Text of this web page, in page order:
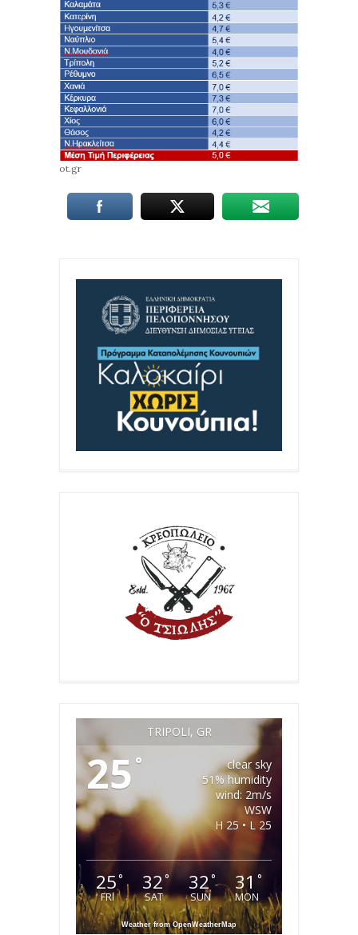
ot.gr
TRIPOLI, GR
25 °
clear sky
51% humidity
wind: 2m/s
WSW
H 25 • L 25
25°
FRI
32°
SAT
32°
SUN
31 °
MON
Weather from OpenWeatherMap